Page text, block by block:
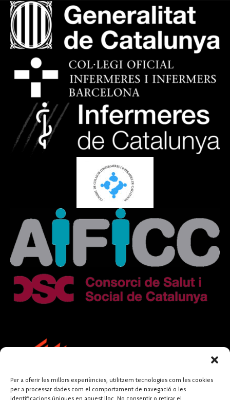
Per a oferir les millors experiències, utilitzem tecnologies com les cookies
per a processar dades com el comportament de navegació o les
identificacions úniques en aquest lloc. No consentir o retirar el